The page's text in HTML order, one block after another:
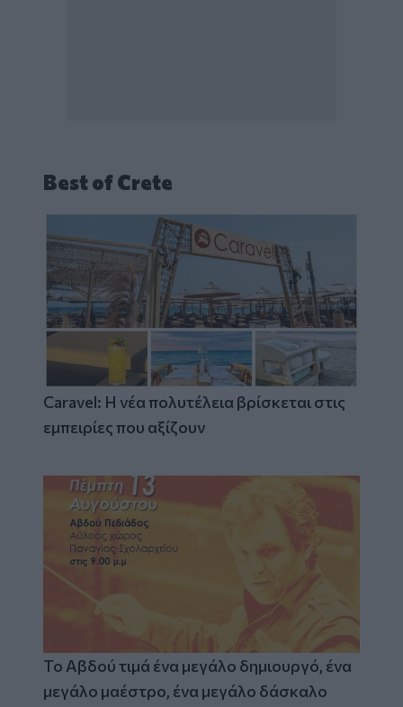
Best of Crete
Caravel: Η νέα πολυτέλεια βρίσκεται στις
εμπειρίες που αξίζουν
Το Αβδού τιμά ένα μεγάλο δημιουργό, ένα
μεγάλο μαέστρο, ένα μεγάλο δάσκαλο